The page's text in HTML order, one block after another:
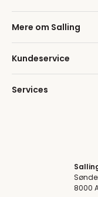
Mere om Salling
Kundeservice
Services
8000